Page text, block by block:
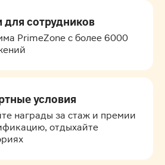
сотрудников
PrimeZone с более 6000
условия
награды за стаж и премии
отдыхайте